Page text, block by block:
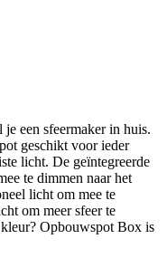
een sfeermaker in huis.
geschikt voor ieder
licht. De geïntegreerde
te dimmen naar het
licht om mee te
om meer sfeer te
Opbouwspot Box is